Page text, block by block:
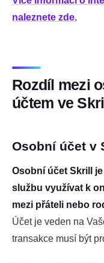
naleznete zde.
Rozdíl mezi
účtem ve Skrill
Osobní účet v
Osobní účet Skrill
službu využívat k
mezi přáteli nebo
Účet je veden na
transakce musí být